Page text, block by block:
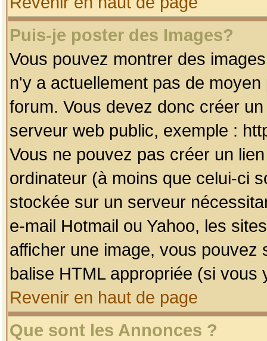
Puis-je poster des Images?
Vous pouvez montrer des
n'y a actuellement pas de
forum. Vous devez donc créer
serveur web public, exemple :
Vous ne pouvez pas créer un
ordinateur (à moins que celui-ci
stockée sur un serveur
e-mail Hotmail ou Yahoo, les
afficher une image, vous pouvez
balise HTML appropriée (si vous
Revenir en haut de page
Que sont les Annonces ?